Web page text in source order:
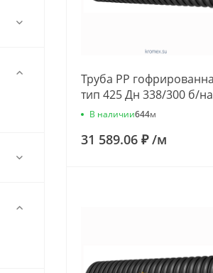
Труба РР
тип 425 Дн 338/300 б/
L=6,0м подъемная
В наличии644м
31 589.06 ₽/м